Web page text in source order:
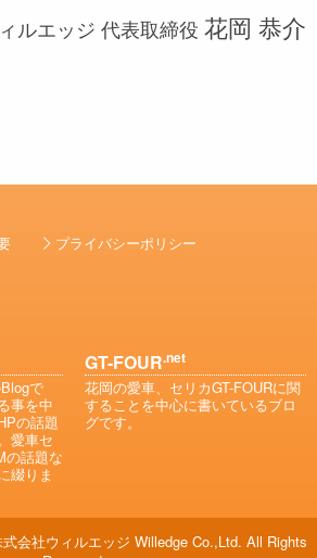
ルエッジ 代表取締役 花岡 恭介
プライバシーポリシー
で
事を中
の話題
愛車セ
の話題な
綴りま
GT-FOUR.net
花岡の愛車、セリカGT-FOURに関
することを中心に書いているブロ
グです。
会社ウィルエッジ Willedge Co.,Ltd. All Rights